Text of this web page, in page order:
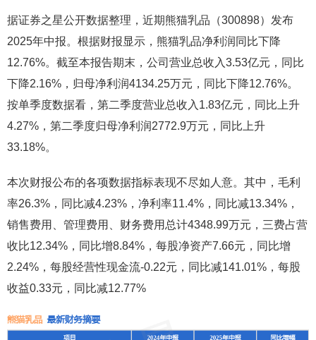
据证券之星公开数据整理，近期熊猫乳品（300898）发布
2025年中报。根据财报显示，熊猫乳品净利润同比下降
12.76%。截至本报告期末，公司营业总收入3.53亿元，同比
下降2.16%，归母净利润4134.25万元，同比下降12.76%。
按单季度数据看，第二季度营业总收入1.83亿元，同比上升
4.27%，第二季度归母净利润2772.9万元，同比上升
33.18%。
本次财报公布的各项数据指标表现不尽如人意。其中，毛利
率26.3%，同比减4.23%，净利率11.4%，同比减13.34%，
销售费用、管理费用、财务费用总计4348.99万元，三费占营
收比12.34%，同比增8.84%，每股净资产7.66元，同比增
2.24%，每股经营性现金流-0.22元，同比减141.01%，每股
收益0.33元，同比减12.77%